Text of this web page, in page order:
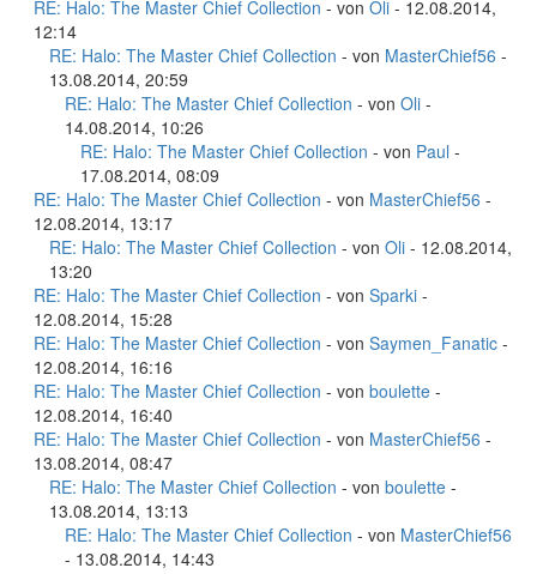
RE: Halo: The Master Chief Collection - von Oli - 12.08.2014,
12:14
RE: Halo: The Master Chief Collection - von MasterChief56 -
13.08.2014, 20:59
RE: Halo: The Master Chief Collection - von Oli -
14.08.2014, 10:26
RE: Halo: The Master Chief Collection - von Paul -
17.08.2014, 08:09
RE: Halo: The Master Chief Collection - von MasterChief56 -
12.08.2014, 13:17
RE: Halo: The Master Chief Collection - von Oli - 12.08.2014,
13:20
RE: Halo: The Master Chief Collection - von Sparki -
12.08.2014, 15:28
RE: Halo: The Master Chief Collection - von Saymen_Fanatic -
12.08.2014, 16:16
RE: Halo: The Master Chief Collection - von boulette -
12.08.2014, 16:40
RE: Halo: The Master Chief Collection - von MasterChief56 -
13.08.2014, 08:47
RE: Halo: The Master Chief Collection - von boulette -
13.08.2014, 13:13
RE: Halo: The Master Chief Collection - von MasterChief56
- 13.08.2014, 14:43